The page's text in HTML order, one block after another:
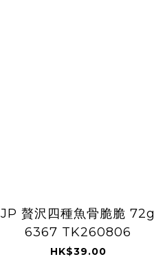
JP 贅沢四種魚骨脆脆 72g
6367 TK260806
HK$39.00